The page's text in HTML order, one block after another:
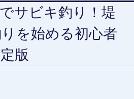
サビキ釣り！堤
を始める初心者
版